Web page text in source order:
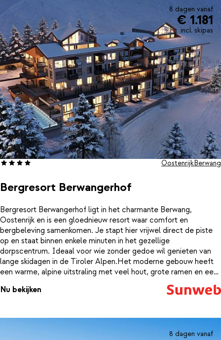
8 dagen vanaf
€ 1.181
incl. skipas
Bergresort Berwangerhof
OostenrijkBerwang
Bergresort Berwangerhof ligt in het charmante Berwang,
Oostenrijk en is een gloednieuw resort waar comfort en
bergbeleving samenkomen. Je stapt hier vrijwel direct de piste
op en staat binnen enkele minuten in het gezellige
dorpscentrum. Ideaal voor wie zonder gedoe wil genieten van
lange skidagen in de Tiroler Alpen.Het moderne gebouw heeft
een warme, alpine uitstraling met veel hout, grote ramen en een
open sfeer. De appartementen zijn ruim en stijlvol ingericht en
bieden plek aan twee tot vier personen. Binnen voelt alles fris en
wellnesscentrum van het resort. Neem een duik in het zwembad
Nu bekijken
8 dagen vanaf